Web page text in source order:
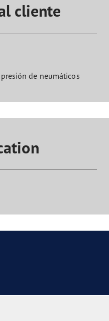
cliente
de neumáticos